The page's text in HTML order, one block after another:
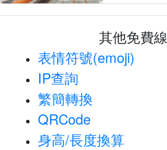
其他免費
表情符號(emoji)
IP查詢
繁簡轉換
QRCode
身高/長度換算